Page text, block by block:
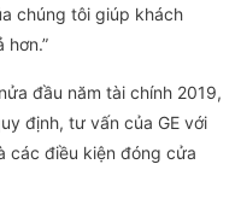
chúng tôi giúp khách
hơn.”
đầu năm tài chính 2019,
định, tư vấn của GE với
các điều kiện đóng cửa